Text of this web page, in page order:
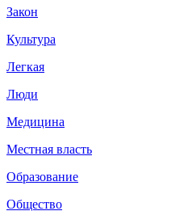
Закон
Культура
Легкая
Люди
Медицина
Местная власть
Образование
Общество